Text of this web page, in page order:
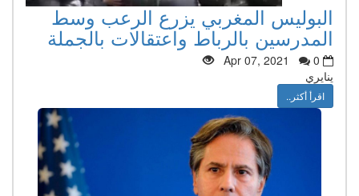
البوليس المغربي يزرع الرعب وسط
المدرسين بالرباط واعتقالات بالجملة
Apr 07, 2021
0
ينايري
اقرأ أكثر..